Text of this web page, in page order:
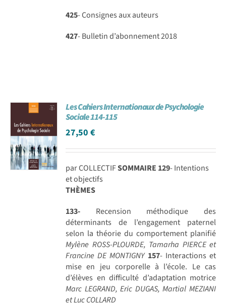
425- Consignes aux auteurs
427- Bulletin d’abonnement 2018
Les Cahiers Internationaux de Psychologie
Sociale 114-115
27,50€
par COLLECTIFSOMMAIRE 129- Intentions
et objectifs
THÈMES
133- Recension méthodique des
déterminants de l’engagement paternel
selon la théorie du comportement planifié
Mylène ROSS-PLOURDE, Tamarha PIERCE et
Francine DE MONTIGNY 157- Interactions et
mise en jeu corporelle à l’école. Le cas
d’élèves en difficulté d’adaptation motrice
Marc LEGRAND, Eric DUGAS, Martial MEZIANI
et Luc COLLARD